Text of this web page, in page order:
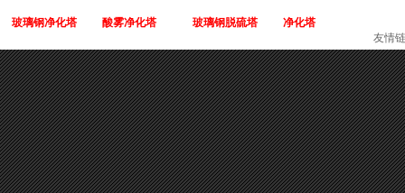
玻璃钢净化塔 酸雾净化塔 玻璃钢脱硫塔
净化塔
友情